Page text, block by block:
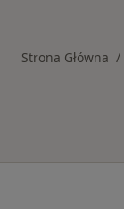
Strona Główna